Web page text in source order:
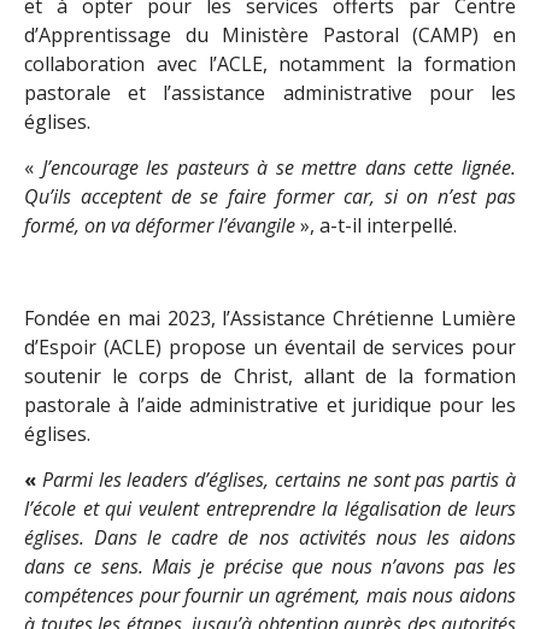
et à opter pour les services offerts par Centre
d’Apprentissage du Ministère Pastoral (CAMP) en
collaboration avec l’ACLE, notamment la formation
pastorale et l’assistance administrative pour les
églises.
« J’encourage les pasteurs à se mettre dans cette lignée.
Qu’ils acceptent de se faire former car, si on n’est pas
formé, on va déformer l’évangile», a-t-il interpellé.
Fondée en mai 2023, l’Assistance Chrétienne Lumière
d’Espoir (ACLE) propose un éventail de services pour
soutenir le corps de Christ, allant de la formation
pastorale à l’aide administrative et juridique pour les
églises.
« Parmi les leaders d’églises, certains ne sont pas partis à
l’école et qui veulent entreprendre la légalisation de leurs
églises. Dans le cadre de nos activités nous les aidons
dans ce sens. Mais je précise que nous n’avons pas les
compétences pour fournir un agrément, mais nous aidons